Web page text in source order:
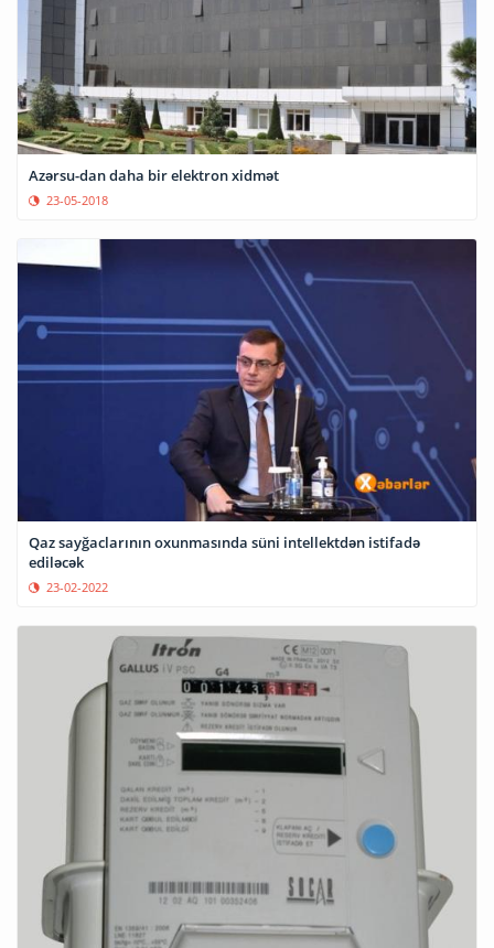
Azərsu-dan daha bir elektron xidmət
23-05-2018
Qaz sayğaclarının oxunmasında süni intellektdən istifadə
ediləcək
23-02-2022